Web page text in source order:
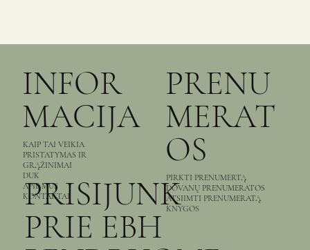
INFOR
MACIJA
KAIP TAI VEIKIA
PRISTATYMAS IR
GRĄŽINIMAI
DUK
APIE MUS
KONTAKTAI
PRENU
MERAT
OS
PIRKTI PRENUMERTĄ
DOVANŲ PRENUMERATOS
ATSIIMTI PRENUMERATĄ
KNYGOS
PRISIJUNK
PRIE EBH